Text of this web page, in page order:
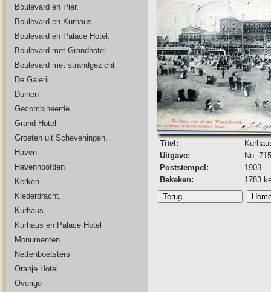
Boulevard en Pier.
Boulevard en Kurhaus
Boulevard en Palace Hotel.
Boulevard met Grandhotel
Boulevard met strandgezicht
De Galerij
Duinen
Gecombineerde
Grand Hotel
Groeten uit Scheveningen.
Haven
Havenhoofden
Kerken
Klederdracht.
Kurhaus
Kurhaus en Palace Hotel
Monumenten
Nettenboetsters
Oranje Hotel
Overige
Titel:
Uitgave:
No.
Poststempel:
1903
Bekeken:
1783